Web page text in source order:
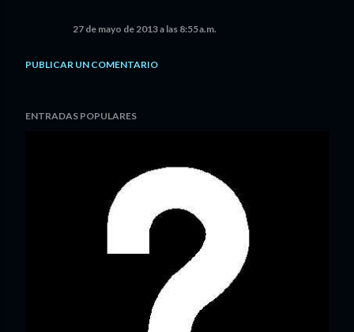
27 de mayo de 2013 a las 8:55 a.m.
PUBLICAR UN COMENTARIO
ENTRADAS POPULARES